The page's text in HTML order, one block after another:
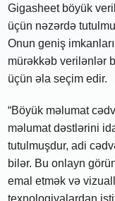
Gigasheet böyük
üçün nəzərdə
Onun geniş
mürəkkəb verilənlər
üçün əla seçim edir.
“Böyük məlumat
məlumat dəstlərini
tutulmuşdur, adi
bilər. Bu onlayn
emal etmək və
texnologiyalardan